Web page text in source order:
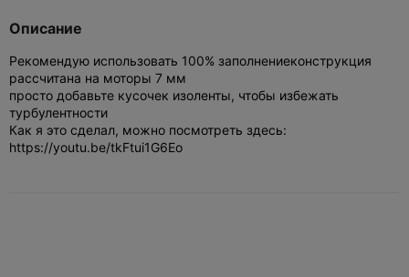
Описание
Рекомендую использовать 100% заполнениеконструкция
рассчитана на моторы 7 мм
просто добавьте кусочек изоленты, чтобы избежать
турбулентности
Как я это сделал, можно посмотреть здесь:
https://youtu.be/tkFtui1G6Eo